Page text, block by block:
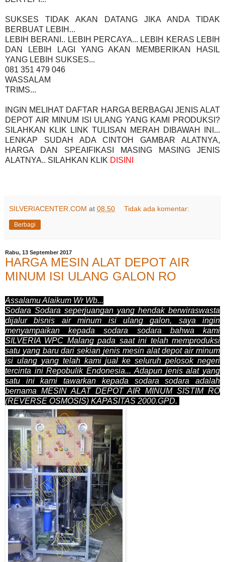
SUKSES TIDAK AKAN DATANG JIKA ANDA TIDAK
BERBUAT LEBIH...
LEBIH BERANI.. LEBIH PERCAYA... LEBIH KERAS LEBIH
DAN LEBIH LAGI YANG AKAN MEMBERIKAN HASIL
YANG LEBIH SUKSES...
081 351 479 046
WASSALAM
TRIMS...
INGIN MELIHAT DAFTAR HARGA BERBAGAI JENIS ALAT
DEPOT AIR MINUM ISI ULANG YANG KAMI PRODUKSI?
SILAHKAN KLIK LINK TULISAN MERAH DIBAWAH INI...
LENKAP SUDAH ADA CINTOH GAMBAR ALATNYA,
HARGA DAN SPEAIFIKASI MASING MASING JENIS
ALATNYA.. SILAHKAN KLIK DISINI
SILVERIACENTER.COM at 08.50 Tidak ada komentar:
Berbagi
Rabu, 13 September 2017
HARGA MESIN ALAT DEPOT AIR
MINUM ISI ULANG GALON RO
Assalamu Alaikum Wr Wb...
Sodara Sodara seperjuangan yang hendak berwiraswasta
dijalur bisnis air minum isi ulang galon, saya ingin
menyampaikan kepada sodara sodara bahwa kami
SILVERIA WPC Malang pada saat ini telah memproduksi
satu yang baru dari sekian jenis mesin alat depot air minum
isi ulang yang telah kami jual ke seluruh pelosok negeri
tercinta ini Repobulik Endonesia... Adapun jenis alat yang
satu ini kami tawarkan kepada sodara sodara adalah
bernama MESIN ALAT DEPOT AIR MINUM SISTIM RO
(REVERSE OSMOSIS) KAPASITAS 2000.GPD.